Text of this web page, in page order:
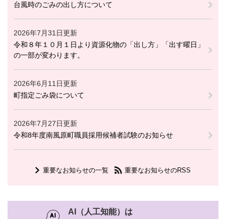
台風時のごみの出し方について
2026年7月31日更新
令和８年１０月１日より資源化物の「出し方」「出す曜日」
の一部が変わります。
2026年6月11日更新
町指定ごみ袋について
2026年7月27日更新
令和8年度南風原町職員採用候補者試験のお知らせ
重要なお知らせの一覧 重要なお知らせのRSS
AI（人工知能）は